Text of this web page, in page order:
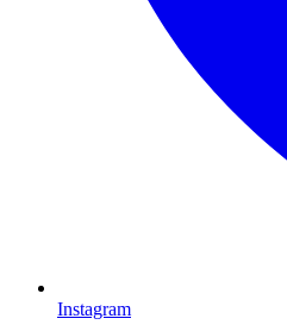
Instagram